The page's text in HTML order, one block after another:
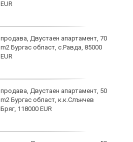
EUR
продава, Двустаен апартамент, 70
m2 Бургас област, с.Равда, 85000
EUR
продава, Двустаен апартамент, 50
m2 Бургас област, к.к.Слънчев
Бряг, 118000 EUR